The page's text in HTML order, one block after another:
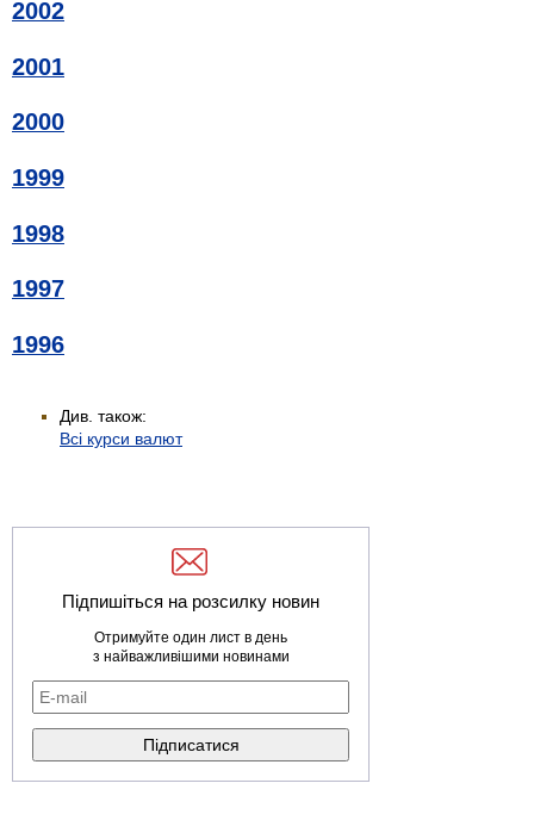
2002
2001
2000
1999
1998
1997
1996
Див. також:
Всі курси валют
Підпишіться на розсилку новин
Отримуйте один лист в день
з найважливішими новинами